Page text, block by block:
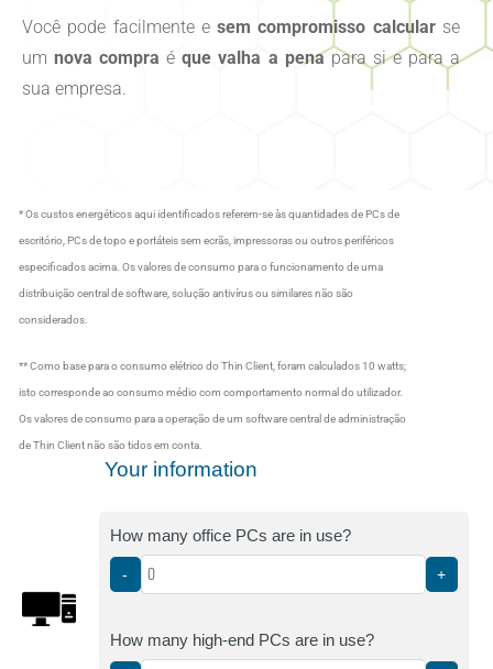
Você pode facilmente esem compromisso calcularse
umnova compra éque valha a penapara si e para a
sua empresa.
* Os custos energéticos aqui identificados referem-se às quantidades de PCs de
escritório, PCs de topo e portáteis sem ecrãs, impressoras ou outros periféricos
especificados acima. Os valores de consumo para o funcionamento de uma
distribuição central de software, solução antivírus ou similares não são
considerados.
** Como base para o consumo elétrico do Thin Client, foram calculados 10 watts;
isto corresponde ao consumo médio com comportamento normal do utilizador.
Os valores de consumo para a operação de um software central de administração
de Thin Client não são tidos em conta.
Your information
How many office PCs are in use?
- +
How many high-end PCs are in use?